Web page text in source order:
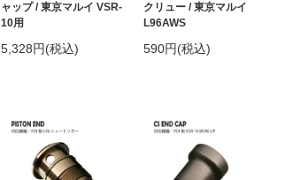
ャップ / 東京マルイ VSR-
10用
5,328円(税込)
クリュー / 東京マルイ
L96AWS
590円(税込)